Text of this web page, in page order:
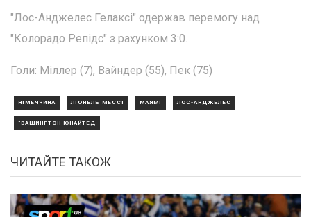
"Лос-Анджелес Гелаксі" одержав перемогу над
"Колорадо Репідс" з рахунком 3:0.
Голи: Міллер (7), Вайндер (55), Пек (75)
НІМЕЧЧИНА ЛІОНЕЛЬ МЕССІ МАЯМІ ЛОС-АНДЖЕЛЕС
"ВАШИНГТОН ЮНАЙТЕД
ЧИТАЙТЕ ТАКОЖ